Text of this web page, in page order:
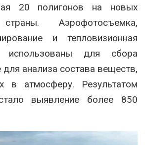
20 полигонов на новых
Аэрофотосъемка,
и тепловизионная
для сбора
анализа состава веществ,
в атмосферу. Результатом
выявление более 850